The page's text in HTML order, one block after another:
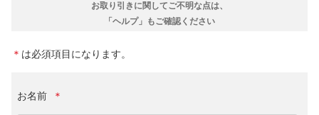
お取り引きに関してご不明な点は、
「ヘルプ」もご確認ください
＊ は必須項目になります。
お名前 ＊